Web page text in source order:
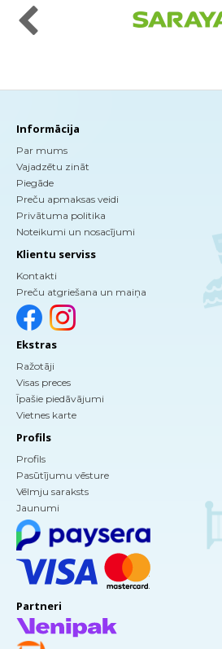
Informācija
Par mums
Vajadzētu zināt
Piegāde
Preču apmaksas veidi
Privātuma politika
Noteikumi un nosacījumi
Klientu serviss
Kontakti
Preču atgriešana un maiņa
Ekstras
Ražotāji
Visas preces
Īpašie piedāvājumi
Vietnes karte
Profils
Profils
Pasūtījumu vēsture
Vēlmju saraksts
Jaunumi
Partneri